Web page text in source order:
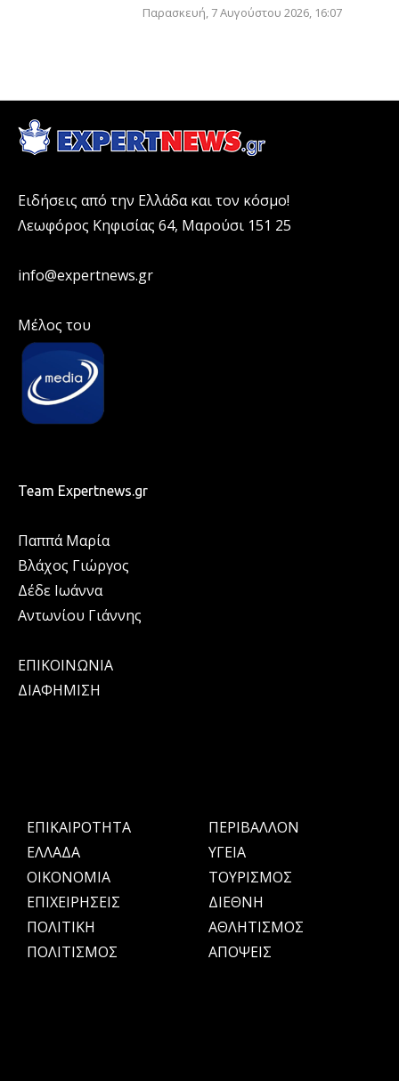
Παρασκευή, 7 Αυγούστου 2026, 16:07
Ειδήσεις από την Ελλάδα και τον κόσμο!
Λεωφόρος Κηφισίας 64, Μαρούσι 151 25
info@expertnews.gr
Μέλος του
Team Expertnews.gr
Παππά Μαρία
Βλάχος Γιώργος
Δέδε Ιωάννα
Αντωνίου Γιάννης
ΕΠΙΚΟΙΝΩΝΙΑ
ΔΙΑΦΗΜΙΣΗ
ΕΠΙΚΑΙΡΟΤΗΤΑ
ΕΛΛΑΔΑ
OIKONOMIA
ΕΠΙΧΕΙΡΗΣΕΙΣ
ΠΟΛΙΤΙΚΗ
ΠΟΛΙΤΙΣΜΟΣ
ΠΕΡΙΒΑΛΛΟΝ
ΥΓΕΙΑ
ΤΟΥΡΙΣΜΟΣ
ΔΙΕΘΝΗ
ΑΘΛΗΤΙΣΜΟΣ
ΑΠΟΨΕΙΣ